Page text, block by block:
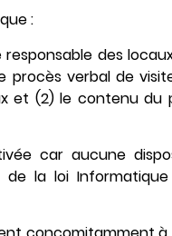
:
des
procès verbal de
et (2) le contenu du
car aucune
de la loi